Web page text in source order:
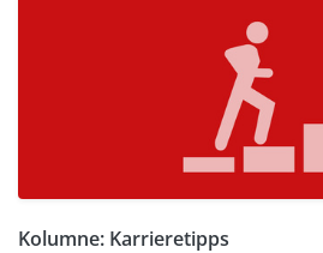
Kolumne: Karrieretipps